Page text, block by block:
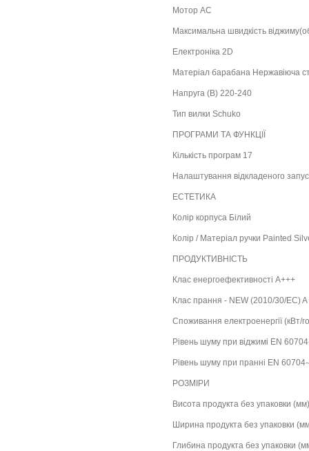
Мотор AC
Максимальна швидкість
Електроніка 2D
Матеріал барабана Нержавіюча
Напруга (В) 220-240
Тип вилки Schuko
ПРОГРАМИ ТА ФУНКЦІЇ
Кількість програм 17
Налаштування відкладеного
ЕСТЕТИКА
Колір корпуса Білий
Колір / Матеріал ручки Painted
ПРОДУКТИВНІСТЬ
Клас енергоефективності A+++
Клас прання - NEW (2010/30/EC) A
Споживання електроенергії (кВт/
Рівень шуму при віджимі EN
Рівень шуму при пранні EN
РОЗМІРИ
Висота продукта без упаковки
Ширина продукта без упаковки
Глибина продукта без упаковки